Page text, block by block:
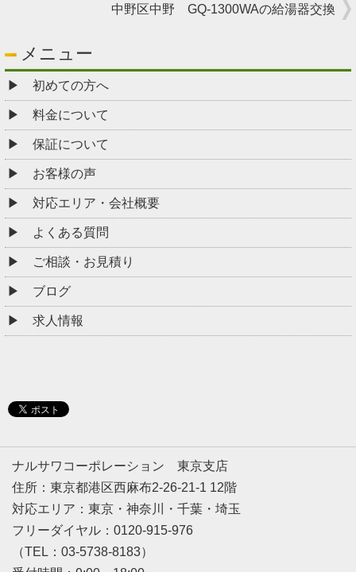
中野区中野 GQ-1300WAの給湯器交換
メニュー
初めての方へ
料金について
保証について
お客様の声
対応エリア・会社概要
よくある質問
ご相談・お見積り
ブログ
求人情報
ナルサワコーポレーション 東京支店
住所：東京都港区西麻布2-26-21-1 12階
対応エリア：東京・神奈川・千葉・埼玉
フリーダイヤル：0120-915-976
（TEL：03-5738-8183）